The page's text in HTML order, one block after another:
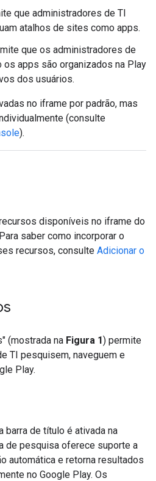
que administradores de TI
atalhos de sites como apps.
que os administradores de
os apps são organizados na Play
dos usuários.
no iframe por padrão, mas
(consulte
).
disponíveis no iframe do
saber como incorporar o
recursos, consulte Adicionar o
(mostrada na Figura 1) permite
TI pesquisem, naveguem e
Play.
barra de título é ativada na
de pesquisa oferece suporte a
automática e retorna resultados
no Google Play. Os